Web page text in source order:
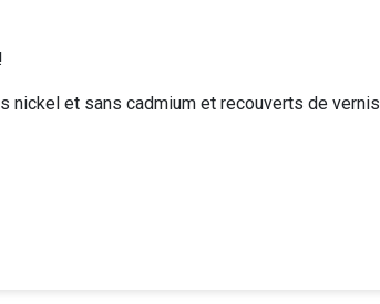
nickel et sans cadmium et recouverts de